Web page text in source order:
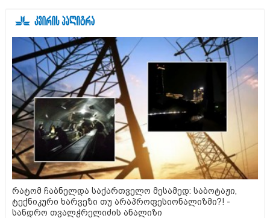
რატომ ჩაბნელდა საქართველო მესამედ: საბოტაჟი,
ტექნიკური ხარვეზი თუ არაპროფესიონალიზმი?! -
სანდრო თვალჭრელიძის ანალიზი